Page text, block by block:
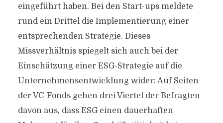
eingeführt haben. Bei den Start-ups meldete
rund ein Drittel die Implementierung einer
entsprechenden Strategie. Dieses
Missverhältnis spiegelt sich auch bei der
Einschätzung einer ESG-Strategie auf die
Unternehmensentwicklung wider: Auf Seiten
der VC-Fonds gehen drei Viertel der Befragten
davon aus, dass ESG einen dauerhaften